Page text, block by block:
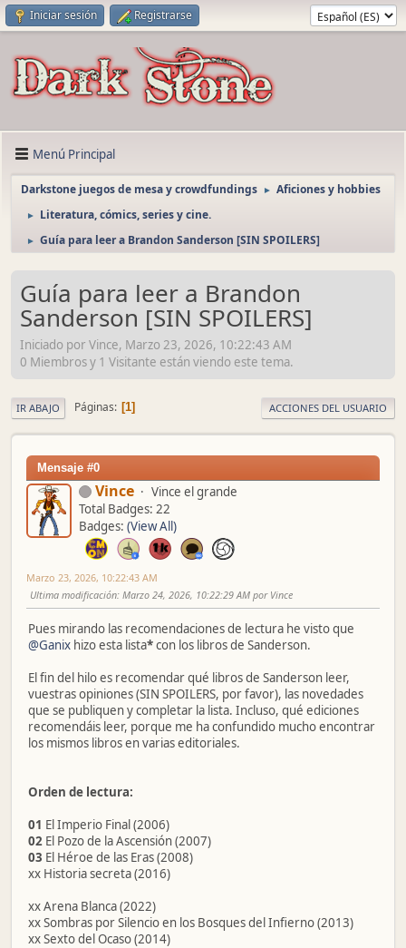
Iniciar sesión Registrarse
Menú Principal
Darkstone juegos de mesa y crowdfundings ► Aficiones y hobbies
► Literatura, cómics, series y cine.
► Guía para leer a Brandon Sanderson [SIN SPOILERS]
Guía para leer a Brandon
Sanderson [SIN SPOILERS]
Iniciado por Vince, Marzo 23, 2026, 10:22:43 AM
0 Miembros y 1 Visitante están viendo este tema.
IR ABAJO Páginas 1 ACCIONES DEL USUARIO
Mensaje #0
Vince
Vince el grande
Total Badges: 22
Badges: (View All)
Marzo 23, 2026, 10:22:43 AM
Ultima modificación: Marzo 24, 2026, 10:22:29 AM por Vince
Pues mirando las recomendaciones de lectura he visto que
@Ganix hizo esta lista*con los libros de Sanderson.
El fin del hilo es recomendar qué libros de Sanderson leer,
vuestras opiniones (SIN SPOILERS, por favor), las novedades
que se publiquen y completar la lista. Incluso, qué ediciones
recomendáis leer, porque me ha confundido mucho encontrar
los mismos libros en varias editoriales.
Orden de lectura:
01 El Imperio Final (2006)
02 El Pozo de la Ascensión (2007)
03 El Héroe de las Eras (2008)
xx Historia secreta (2016)
xx Arena Blanca (2022)
xx Sombras por Silencio en los Bosques del Infierno (2013)
xx Sexto del Ocaso (2014)